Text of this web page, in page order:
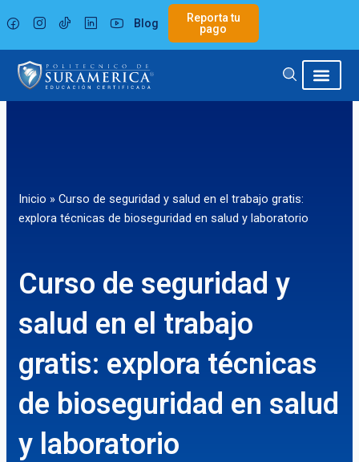
al
contenido
Blog
Reporta tu
pago
Inicio » Curso de seguridad y salud en el trabajo gratis:
explora técnicas de bioseguridad en salud y laboratorio
Curso de seguridad y
salud en el trabajo
gratis: explora técnicas
de bioseguridad en salud
y laboratorio